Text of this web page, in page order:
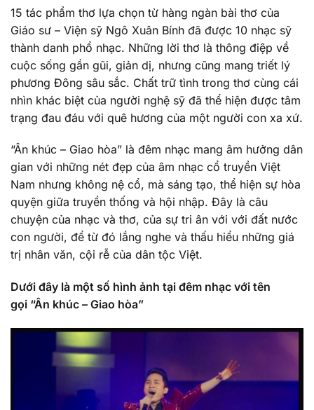
15 tác phẩm thơ lựa chọn từ hàng ngàn bài thơ của
Giáo sư – Viện sỹ Ngô Xuân Bính đã được 10 nhạc sỹ
thành danh phổ nhạc. Những lời thơ là thông điệp về
cuộc sống gần gũi, giản dị, nhưng cũng mang triết lý
phương Đông sâu sắc. Chất trữ tình trong thơ cùng cái
nhìn khác biệt của người nghệ sỹ đã thể hiện được tâm
trạng đau đáu với quê hương của một người con xa xứ.
“Ân khúc – Giao hòa” là đêm nhạc mang âm hưởng dân
gian với những nét đẹp của âm nhạc cổ truyền Việt
Nam nhưng không nệ cổ, mà sáng tạo, thể hiện sự hòa
quyện giữa truyền thống và hội nhập. Đây là câu
chuyện của nhạc và thơ, của sự tri ân với với đất nước
con người, để từ đó lắng nghe và thấu hiểu những giá
trị nhân văn, cội rễ của dân tộc Việt.
Dưới đây là một số hình ảnh tại đêm nhạc với tên
gọi “Ân khúc – Giao hòa”